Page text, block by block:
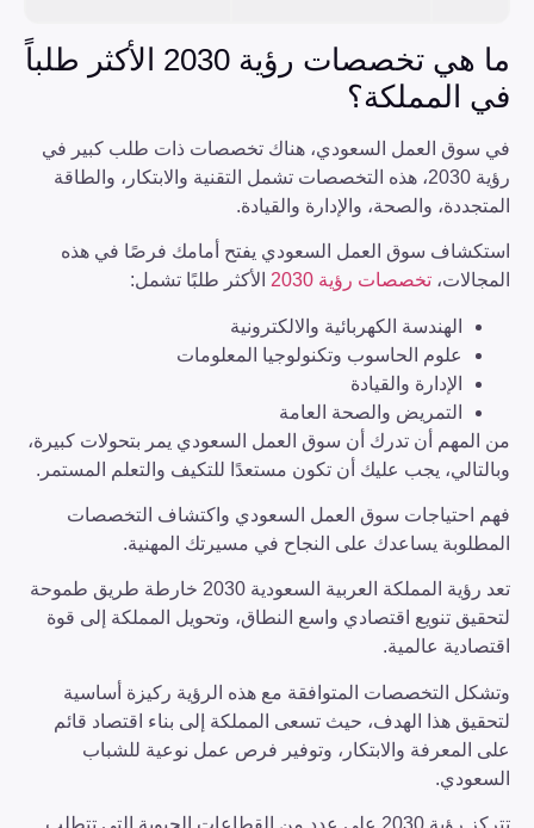
ما هي تخصصات رؤية 2030 الأكثر طلباً
في المملكة؟
في سوق العمل السعودي، هناك تخصصات ذات طلب كبير في
رؤية 2030، هذه التخصصات تشمل التقنية والابتكار، والطاقة
المتجددة، والصحة، والإدارة والقيادة.
استكشاف سوق العمل السعودي يفتح أمامك فرصًا في هذه
المجالات، تخصصات رؤية 2030 الأكثر طلبًا تشمل:
الهندسة الكهربائية والالكترونية
علوم الحاسوب وتكنولوجيا المعلومات
الإدارة والقيادة
التمريض والصحة العامة
من المهم أن تدرك أن سوق العمل السعودي يمر بتحولات كبيرة،
وبالتالي، يجب عليك أن تكون مستعدًا للتكيف والتعلم المستمر.
فهم احتياجات سوق العمل السعودي واكتشاف التخصصات
المطلوبة يساعدك على النجاح في مسيرتك المهنية.
تعد رؤية المملكة العربية السعودية 2030 خارطة طريق طموحة
لتحقيق تنويع اقتصادي واسع النطاق، وتحويل المملكة إلى قوة
اقتصادية عالمية.
وتشكل التخصصات المتوافقة مع هذه الرؤية ركيزة أساسية
لتحقيق هذا الهدف، حيث تسعى المملكة إلى بناء اقتصاد قائم
على المعرفة والابتكار، وتوفير فرص عمل نوعية للشباب
السعودي.
تتركز رؤية 2030 على عدد من القطاعات الحيوية التي تتطلب